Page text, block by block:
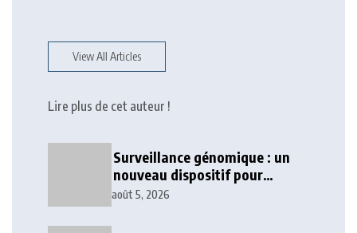
View All Articles
Lire plus de cet auteur !
Surveillance génomique : un
nouveau dispositif pour
renforcer la sécurité sanitaire
août 5, 2026